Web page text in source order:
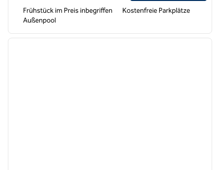
Frühstück im Preis inbegriffen
Kostenfreie Parkplätze
Außenpool
1 von 12